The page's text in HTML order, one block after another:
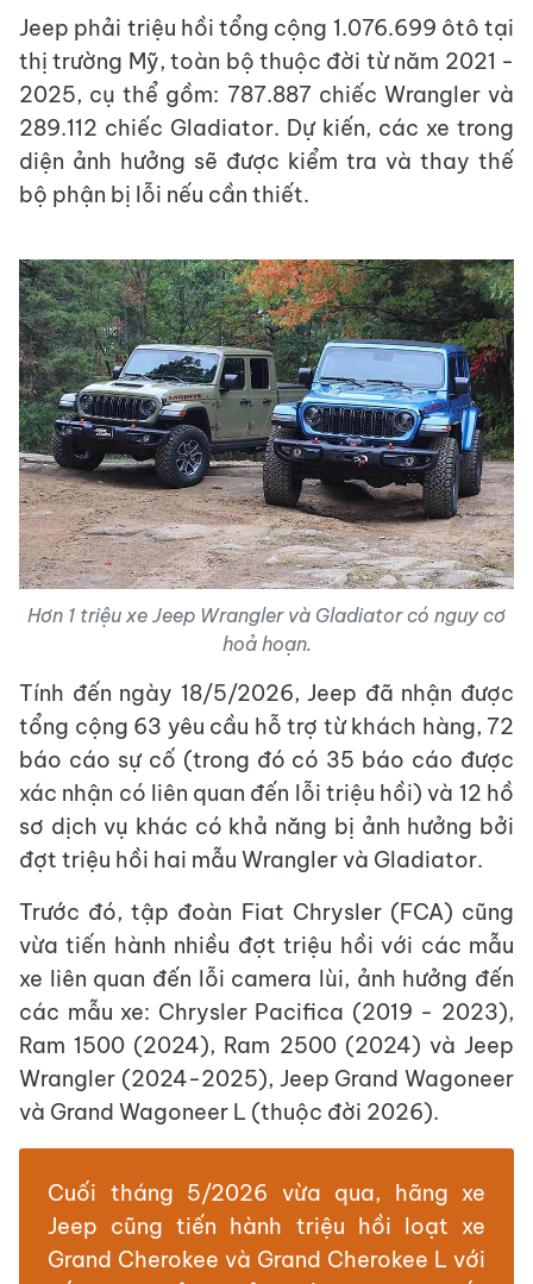
Jeep phải triệu hồi tổng cộng 1.076.699 ôtô tại
thị trường Mỹ, toàn bộ thuộc đời từ năm 2021 -
2025, cụ thể gồm: 787.887 chiếc Wrangler và
289.112 chiếc Gladiator. Dự kiến, các xe trong
diện ảnh hưởng sẽ được kiểm tra và thay thế
bộ phận bị lỗi nếu cần thiết.
Hơn 1 triệu xe Jeep Wrangler và Gladiator có nguy cơ
hoả hoạn.
Tính đến ngày 18/5/2026, Jeep đã nhận được
tổng cộng 63 yêu cầu hỗ trợ từ khách hàng, 72
báo cáo sự cố (trong đó có 35 báo cáo được
xác nhận có liên quan đến lỗi triệu hồi) và 12 hồ
sơ dịch vụ khác có khả năng bị ảnh hưởng bởi
đợt triệu hồi hai mẫu Wrangler và Gladiator.
Trước đó, tập đoàn Fiat Chrysler (FCA) cũng
vừa tiến hành nhiều đợt triệu hồi với các mẫu
xe liên quan đến lỗi camera lùi, ảnh hưởng đến
các mẫu xe: Chrysler Pacifica (2019 - 2023),
Ram 1500 (2024), Ram 2500 (2024) và Jeep
Wrangler (2024-2025), Jeep Grand Wagoneer
và Grand Wagoneer L (thuộc đời 2026).
Cuối tháng 5/2026 vừa qua, hãng xe
Jeep cũng tiến hành triệu hồi loạt xe
Grand Cherokee và Grand Cherokee L với